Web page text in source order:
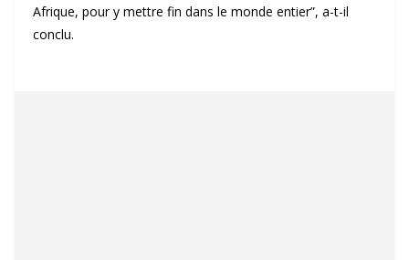
Afrique, pour y mettre fin dans le monde entier”, a-t-il
conclu.